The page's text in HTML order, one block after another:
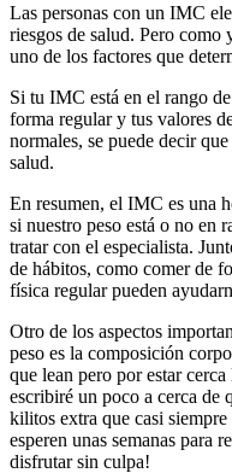
Las personas con un IMC
riesgos de salud. Pero como
uno de los factores que
Si tu IMC está en el rango
forma regular y tus valores
normales, se puede decir
salud.
En resumen, el IMC es una
si nuestro peso está o no en
tratar con el especialista.
de hábitos, como comer de
física regular pueden
Otro de los aspectos
peso es la composición
que lean pero por estar
escribiré un poco a cerca de
kilitos extra que casi siempre
esperen unas semanas para
disfrutar sin culpa!